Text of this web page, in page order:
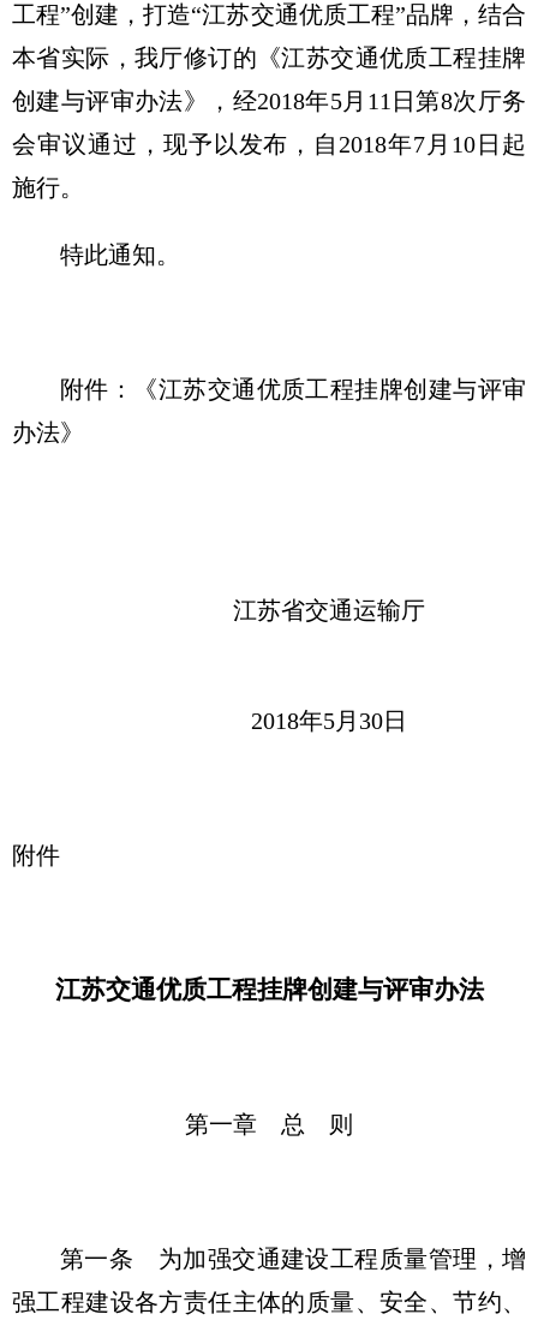
工程”创建，打造“江苏交通优质工程”品牌，结合
本省实际，我厅修订的《江苏交通优质工程挂牌
创建与评审办法》，经2018年5月11日第8次厅务
会审议通过，现予以发布，自2018年7月10日起
施行。
特此通知。
附件：《江苏交通优质工程挂牌创建与评审
办法》
江苏省交通运输厅
2018年5月30日
附件
江苏交通优质工程挂牌创建与评审办法
第一章 总 则
第一条 为加强交通建设工程质量管理，增
强工程建设各方责任主体的质量、安全、节约、